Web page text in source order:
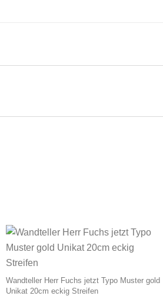
Wandteller Herr Fuchs jetzt Typo Muster gold
Unikat 20cm eckig Streifen